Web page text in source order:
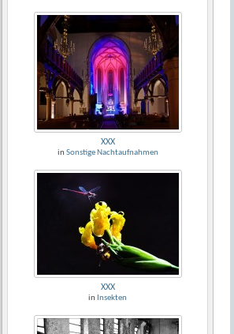
XXX
in Sonstige Nachtaufnahmen
XXX
in Insekten